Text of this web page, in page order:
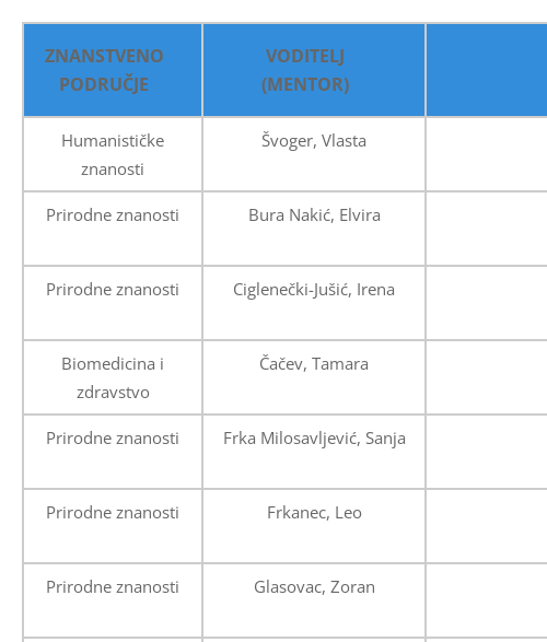
ZNANSTVENO
PODRUČJE
VODITELJ
(MENTOR)
Humanističke
znanosti
Švoger, Vlasta
Prirodne znanosti Bura Nakić, Elvira
Prirodne znanosti Ciglenečki-Jušić, Irena
Biomedicina i
zdravstvo
Čačev, Tamara
Prirodne znanosti Frka Milosavljević, Sanja
Prirodne znanosti Frkanec, Leo
Prirodne znanosti Glasovac, Zoran